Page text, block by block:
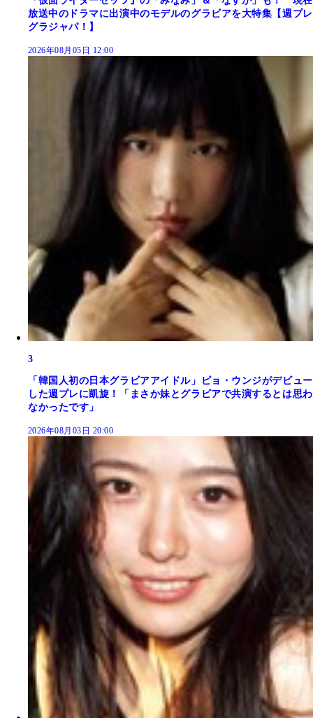
放送中のドラマに出演中のモデルのグラビアを大特集【週プレ
グラジャパ！】
2026年08月05日 12:00
3
「韓国人初の日本グラビアアイドル」ピョ・ウンジがデビュー
した週プレに凱旋！「まさか妹とグラビアで共演するとは思わ
なかったです」
2026年08月03日 20:00